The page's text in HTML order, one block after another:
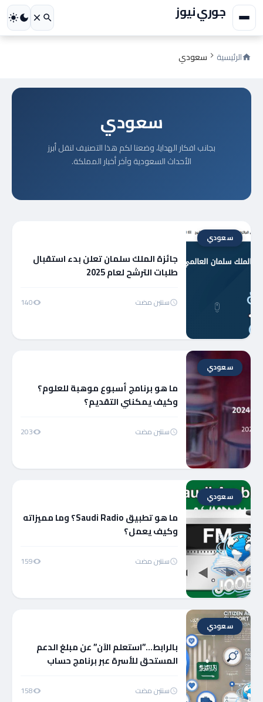
جوري نيوز
الرئيسية سعودي
سعودي
بجانب افكار الهدايا، وضعنا لكم هذا التصنيف لنقل أبرز
الأحداث السعودية وآخر أخبار المملكة.
سعودي
جائزة الملك سلمان تعلن بدء استقبال
طلبات الترشح لعام 2025
سنتين مضت 140
سعودي
ما هو برنامج أسبوع موهبة للعلوم؟
وكيف يمكنني التقديم؟
سنتين مضت 203
سعودي
ما هو تطبيق Saudi Radio؟ وما مميزاته
وكيف يعمل؟
سنتين مضت 159
سعودي
بالرابط…”استعلم الآن” عن مبلغ الدعم
المستحق للأسرة عبر برنامج حساب
سنتين مضت 158